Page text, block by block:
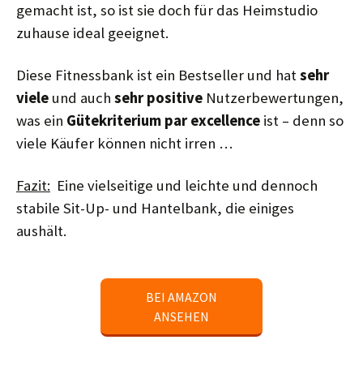
gemacht ist, so ist sie doch für das Heimstudio
zuhause ideal geeignet.
Diese Fitnessbank ist ein Bestseller und hatsehr
viele und auch sehr positive Nutzerbewertungen,
was ein Gütekriterium par excellence ist – denn so
viele Käufer können nicht irren …
Fazit: Eine vielseitige und leichte und dennoch
stabile Sit-Up- und Hantelbank, die einiges
aushält.
BEI AMAZON
ANSEHEN